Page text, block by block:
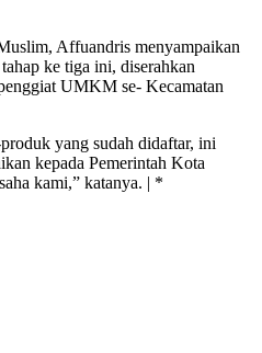
Affuandris menyampaikan
ke tiga ini, diserahkan
UMKM se- Kecamatan
yang sudah didaftar, ini
kepada Pemerintah Kota
kami,” katanya. | *